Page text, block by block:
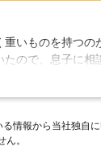
客様に代わっ
された場所に
ますので、お
さるだけで構
を覚えていた
いものを持つの
たので、息子に相
らい依頼するこ
にはお勧めですし
てていただける
情報から当社独⾃
。